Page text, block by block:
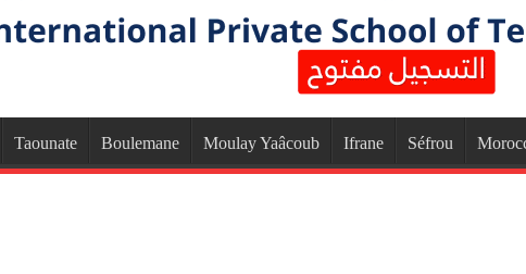
Taounate Boulemane Moulay Yaâcoub Ifrane Séfrou